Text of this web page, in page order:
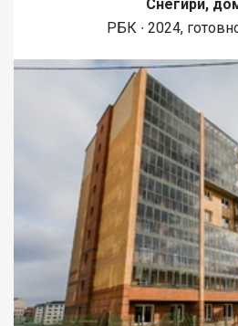
1450 метров вдоль реки Енисей и
Базаиха с организованными
Сеть пешеходных и велосипедно-
всему району. В целях
дорожка от пешеходной
Снегири,
РБК ∙ 2024,